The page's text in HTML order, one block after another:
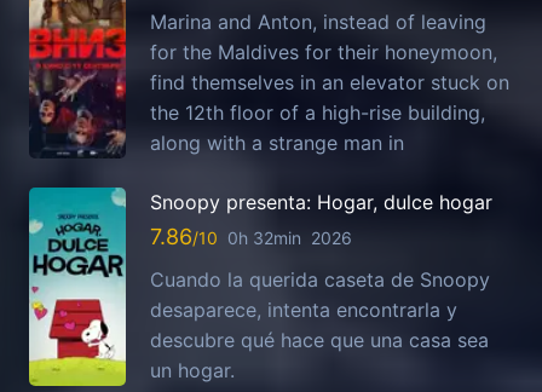
Marina and Anton, instead of leaving
for the Maldives for their honeymoon,
find themselves in an elevator stuck on
the 12th floor of a high-rise building,
along with a strange man in
Snoopy presenta: Hogar, dulce hogar
7.86 0h 32min 2026
Cuando la querida caseta de Snoopy
desaparece, intenta encontrarla y
descubre qué hace que una casa sea
un hogar.